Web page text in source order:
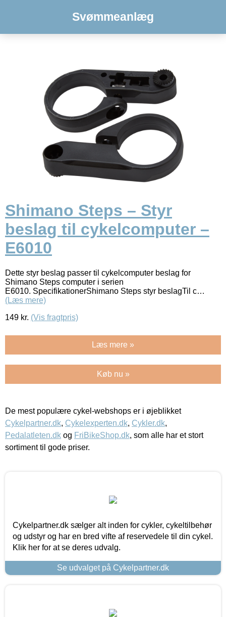
Svømmeanlæg
Shimano Steps – Styr
beslag til cykelcomputer –
E6010
Dette styr beslag passer til cykelcomputer beslag for
Shimano Steps computer i serien
E6010. SpecifikationerShimano Steps styr beslagTil c…
(Læs mere)
149 kr. (Vis fragtpris)
Læs mere »
Køb nu »
De mest populære cykel-webshops er i øjeblikket
Cykelpartner.dk, Cykelexperten.dk, Cykler.dk,
Pedalatleten.dk og FriBikeShop.dk, som alle har et stort
sortiment til gode priser.
Cykelpartner.dk sælger alt inden for cykler, cykeltilbehør
og udstyr og har en bred vifte af reservedele til din cykel.
Klik her for at se deres udvalg.
Se udvalget på Cykelpartner.dk